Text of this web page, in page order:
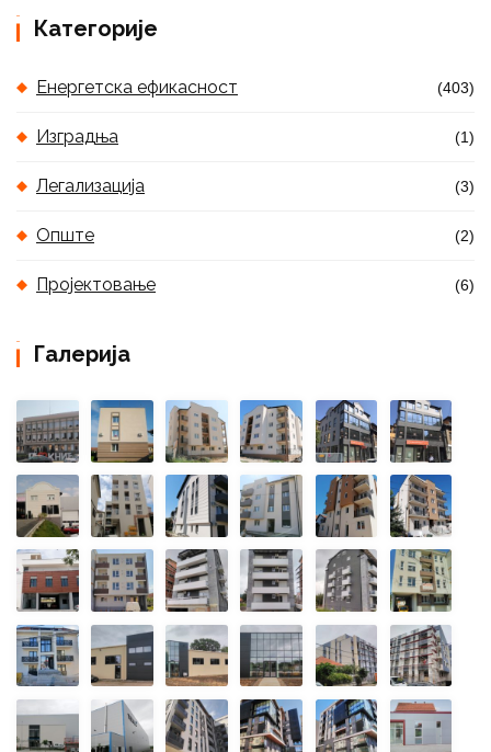
Категорије
Енергетска ефикасност (403)
Изградња (1)
Легализација (3)
Опште (2)
Пројектовање (6)
Галерија